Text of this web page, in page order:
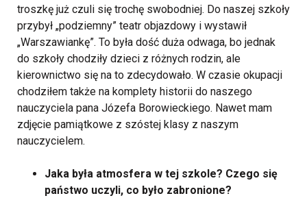
troszkę już czuli się trochę swobodniej. Do naszej szkoły
przybył „podziemny” teatr objazdowy i wystawił
„Warszawiankę”. To była dość duża odwaga, bo jednak
do szkoły chodziły dzieci z różnych rodzin, ale
kierownictwo się na to zdecydowało. W czasie okupacji
chodziłem także na komplety historii do naszego
nauczyciela pana Józefa Borowieckiego. Nawet mam
zdjęcie pamiątkowe z szóstej klasy z naszym
nauczycielem.
Jaka była atmosfera w tej szkole? Czego się
państwo uczyli, co było zabronione?